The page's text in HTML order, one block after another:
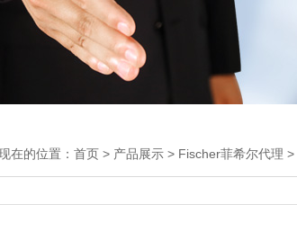
在的位置： 首页 > 产品展示 > Fischer菲希尔代理 >